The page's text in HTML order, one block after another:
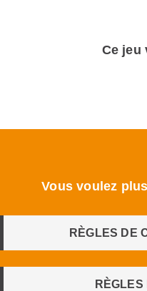
Ce jeu
Vous voulez
RÈGLES DE